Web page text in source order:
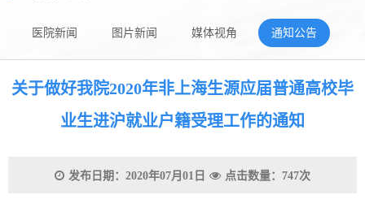
医院新闻 图片新闻 媒体视角 通知公告
关于做好我院2020年非上海生源应届普通高校毕
业生进沪就业户籍受理工作的通知
发布日期：2020年07月01日 点击数量：747次